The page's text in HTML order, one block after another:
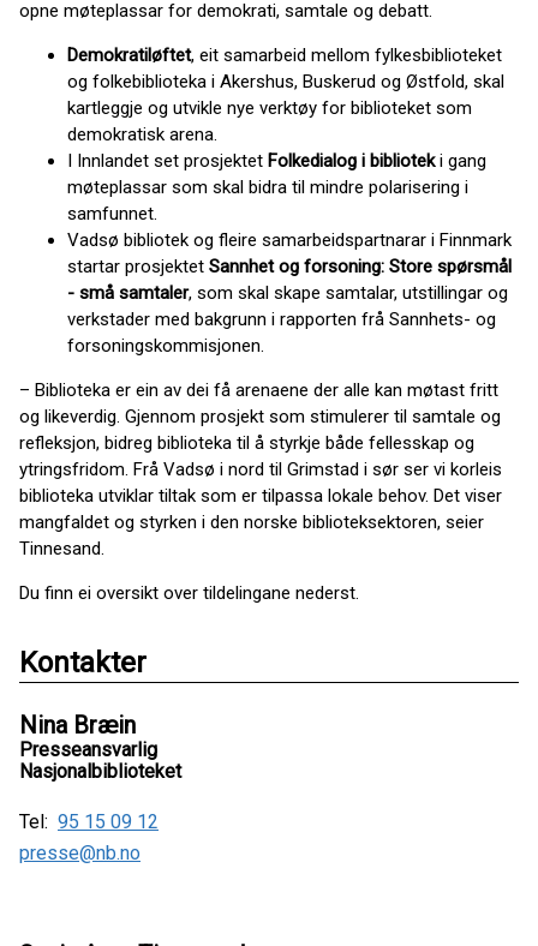
opne møteplassar for demokrati, samtale og debatt.
Demokratiløftet, eit samarbeid mellom fylkesbiblioteket
og folkebiblioteka i Akershus, Buskerud og Østfold, skal
kartleggje og utvikle nye verktøy for biblioteket som
demokratisk arena.
I Innlandet set prosjektet Folkedialog i biblioteki gang
møteplassar som skal bidra til mindre polarisering i
samfunnet.
Vadsø bibliotek og fleire samarbeidspartnarar i Finnmark
startar prosjektet Sannhet og forsoning: Store spørsmål
- små samtaler, som skal skape samtalar, utstillingar og
verkstader med bakgrunn i rapporten frå Sannhets- og
forsoningskommisjonen.
– Biblioteka er ein av dei få arenaene der alle kan møtast fritt
og likeverdig. Gjennom prosjekt som stimulerer til samtale og
refleksjon, bidreg biblioteka til å styrkje både fellesskap og
ytringsfridom. Frå Vadsø i nord til Grimstad i sør ser vi korleis
biblioteka utviklar tiltak som er tilpassa lokale behov. Det viser
mangfaldet og styrken i den norske biblioteksektoren, seier
Tinnesand.
Du finn ei oversikt over tildelingane nederst.
Kontakter
Nina Bræin
Presseansvarlig
Nasjonalbiblioteket
Tel: 95 15 09 12
presse@nb.no